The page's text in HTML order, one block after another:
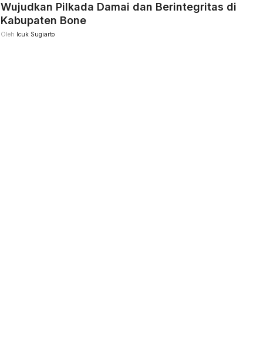
Wujudkan Pilkada Damai dan Berintegritas di
Kabupaten Bone
Oleh Icuk Sugiarto